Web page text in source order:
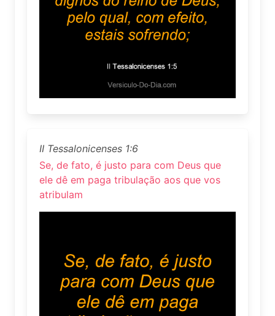
II Tessalonicenses 1:6
Se, de fato, é justo para com Deus que
ele dê em paga tribulação aos que vos
atribulam